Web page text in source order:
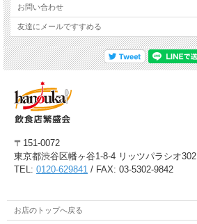
お問い合わせ
友達にメールですすめる
〒151-0072
東京都渋谷区幡ヶ谷1-8-4 リッツパラシオ302
TEL: 0120-629841 / FAX: 03-5302-9842
お店のトップへ戻る